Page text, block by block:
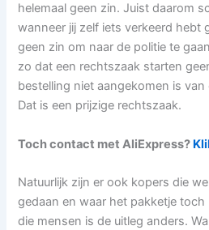
helemaal geen zin. Juist daarom
wanneer jij zelf iets verkeerd hebt
geen zin om naar de politie te
zo dat een rechtszaak starten
bestelling niet aangekomen is
Dat is een prijzige rechtszaak.
Toch contact met AliExpress?
Natuurlijk zijn er ook kopers die
gedaan en waar het pakketje
die mensen is de uitleg anders.